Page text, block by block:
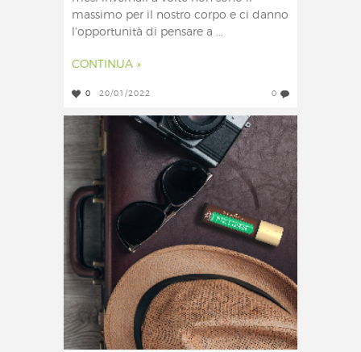
massimo per il nostro corpo e ci danno
l'opportunità di pensare a ...
CONTINUA »
0 20/01/2022 0